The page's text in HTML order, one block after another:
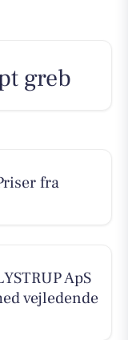
greb
fra
ApS
vejledende